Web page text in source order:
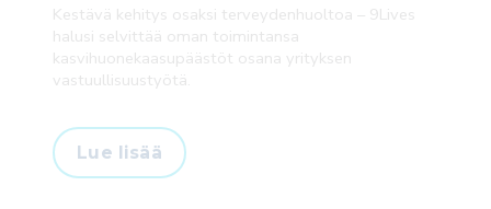
Kestävä kehitys osaksi terveydenhuoltoa – 9Lives
halusi selvittää oman toimintansa
kasvihuonekaasupäästöt osana yrityksen
vastuullisuustyötä.
Lue lisää